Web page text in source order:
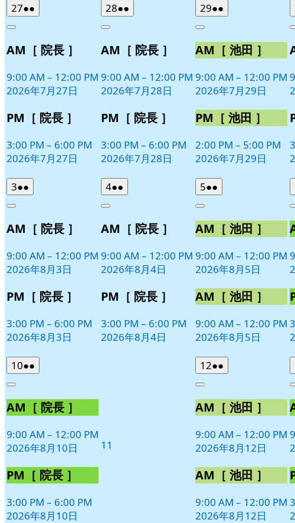
272026
年
月
日
●●
件
イ
ン
ト)
Close
AM［ 院長 ］
9:00 AM – 12:00 PM
2026年7月27日
PM［ 院長 ］
3:00 PM – 6:00 PM
2026年7月27日
282026
年
月
日
●●
件
イ
ン
ト)
Close
AM［ 院長 ］
9:00 AM – 12:00 PM
2026年7月28日
PM［ 院長 ］
3:00 PM – 6:00 PM
2026年7月28日
292026
年
月
29
日
●●
件
イ
ン
ト)
Close
AM［ 池田 ］
9:00 AM – 12:00 PM
2026年7月29日
PM［ 池田 ］
2:00 PM – 5:00 PM
2026年7月29日
32026
年
月
日
●●
件
イ
ン
ト)
Close
AM［ 院長 ］
9:00 AM – 12:00 PM
2026年8月3日
PM［ 院長 ］
3:00 PM – 6:00 PM
2026年8月3日
42026
年
月
日
●●
件
イ
ン
ト)
Close
AM［ 院長 ］
9:00 AM – 12:00 PM
2026年8月4日
PM［ 院長 ］
3:00 PM – 6:00 PM
2026年8月4日
52026
年
月
5
日
●●
件
イ
ン
ト)
Close
AM［ 池田 ］
9:00 AM – 12:00 PM
2026年8月5日
AM［ 池田 ］
9:00 AM – 12:00 PM
2026年8月5日
102026
年
月
10
日
●●
件
イ
ン
ト)
Close
AM［ 院長 ］
9:00 AM – 12:00 PM
2026年8月10日
PM［ 院長 ］
3:00 PM – 6:00 PM
2026年8月10日
11
122026
年
月
12
日
●●
件
イ
ン
ト)
Close
AM［ 池田 ］
9:00 AM – 12:00 PM
2026年8月12日
AM［ 池田 ］
9:00 AM – 12:00 PM
2026年8月12日